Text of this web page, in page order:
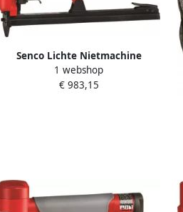
Senco Lichte Nietmachine
SFT10XP-DL | F Auto D L Magazijn
6S2341N
1 webshop
€ 983,15